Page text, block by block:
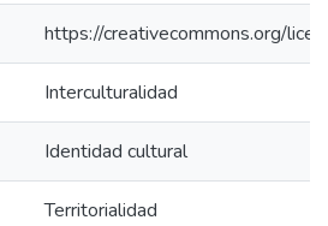
https://creativecommons.org/
Interculturalidad
Identidad cultural
Territorialidad